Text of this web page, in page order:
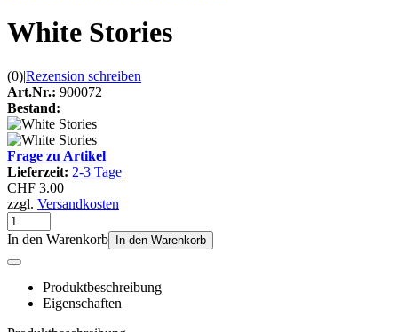
White Stories
(0)|Rezension schreiben
Art.Nr.: 900072
Bestand:
Frage zu Artikel
Lieferzeit: 2-3 Tage
CHF 3.00
zzgl. Versandkosten
In den Warenkorb In den Warenkorb
Produktbeschreibung
Eigenschaften